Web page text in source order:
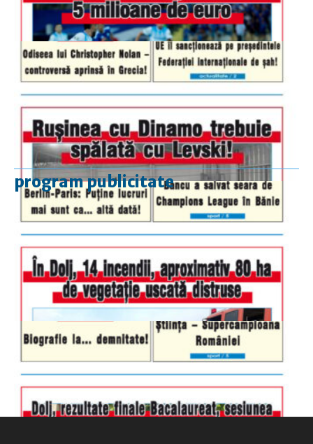
program publicitate
luni-vineri
9.00 - 17.00
duminică
9.00 - 12.00